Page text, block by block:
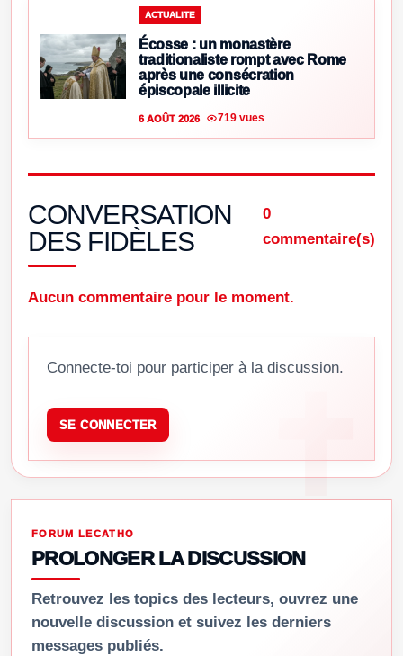
ACTUALITE
Écosse : un monastère
traditionaliste rompt avec Rome
après une consécration
épiscopale illicite
6 AOÛT 2026 719 vues
CONVERSATION
DES FIDÈLES
0
commentaire(s)
Aucun commentaire pour le moment.
Connecte-toi pour participer à la discussion.
SE CONNECTER
FORUM LECATHO
PROLONGER LA DISCUSSION
Retrouvez les topics des lecteurs, ouvrez une
nouvelle discussion et suivez les derniers
messages publiés.